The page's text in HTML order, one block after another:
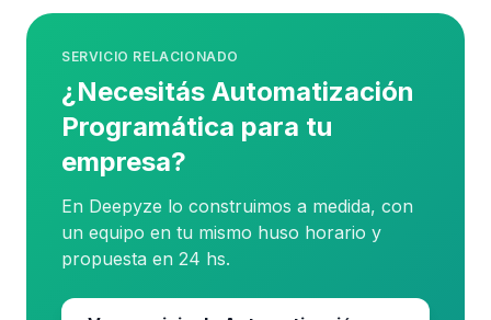
SERVICIO RELACIONADO
¿Necesitás Automatización
Programática para tu
empresa?
En Deepyze lo construimos a medida, con
un equipo en tu mismo huso horario y
propuesta en 24 hs.